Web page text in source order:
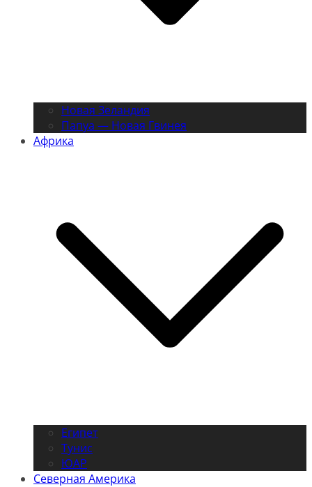
Новая Зеландия
Папуа — Новая Гвинея
Африка
Египет
Тунис
ЮАР
Северная Америка